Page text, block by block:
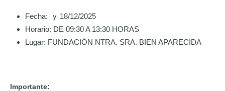
Fecha: y 18/12/2025
Horario: DE 09:30 A 13:30 HORAS
Lugar: FUNDACIÓN NTRA. SRA. BIEN APARECIDA
Importante: